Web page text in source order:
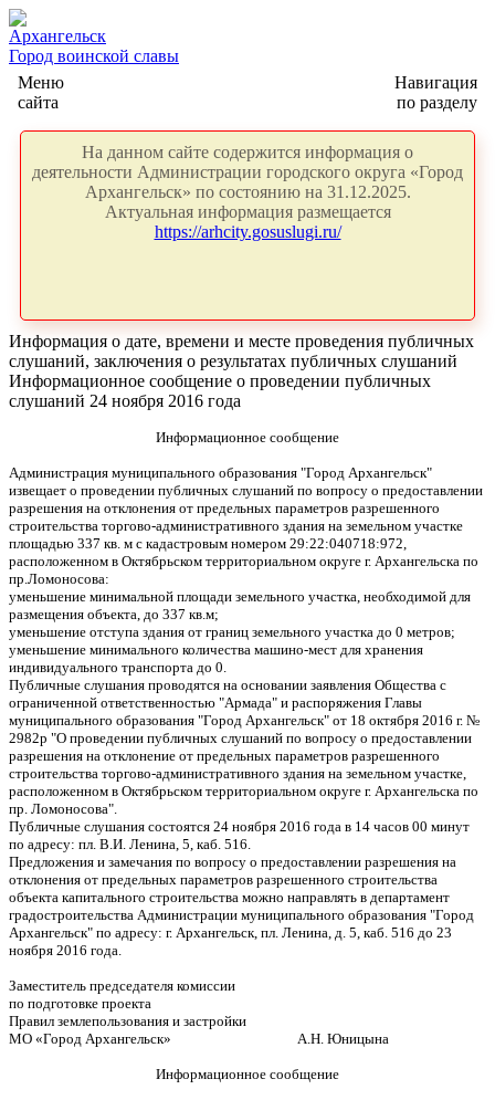
Архангельск
Город воинской славы
Меню
сайта
Навигация
по разделу
На данном сайте содержится информация о
деятельности Администрации городского округа «Город
Архангельск» по состоянию на 31.12.2025.
Актуальная информация размещается
https://arhcity.gosuslugi.ru/
Информация о дате, времени и месте проведения публичных
слушаний, заключения о результатах публичных слушаний
Информационное сообщение о проведении публичных
слушаний 24 ноября 2016 года
Информационное сообщение
Администрация муниципального образования "Город Архангельск"
извещает о проведении публичных слушаний по вопросу о предоставлении
разрешения на отклонения от предельных параметров разрешенного
строительства торгово-административного здания на земельном участке
площадью 337 кв. м с кадастровым номером 29:22:040718:972,
расположенном в Октябрьском территориальном округе г. Архангельска по
пр.Ломоносова:
уменьшение минимальной площади земельного участка, необходимой для
размещения объекта, до 337 кв.м;
уменьшение отступа здания от границ земельного участка до 0 метров;
уменьшение минимального количества машино-мест для хранения
индивидуального транспорта до 0.
Публичные слушания проводятся на основании заявления Общества с
ограниченной ответственностью "Армада" и распоряжения Главы
муниципального образования "Город Архангельск" от 18 октября 2016 г. №
2982р "О проведении публичных слушаний по вопросу о предоставлении
разрешения на отклонение от предельных параметров разрешенного
строительства торгово-административного здания на земельном участке,
расположенном в Октябрьском территориальном округе г. Архангельска по
пр. Ломоносова".
Публичные слушания состоятся 24 ноября 2016 года в 14 часов 00 минут
по адресу: пл. В.И. Ленина, 5, каб. 516.
Предложения и замечания по вопросу о предоставлении разрешения на
отклонения от предельных параметров разрешенного строительства
объекта капитального строительства можно направлять в департамент
градостроительства Администрации муниципального образования "Город
Архангельск" по адресу: г. Архангельск, пл. Ленина, д. 5, каб. 516 до 23
ноября 2016 года.
Заместитель председателя комиссии
по подготовке проекта
Правил землепользования и застройки
МО «Город Архангельск» А.Н. Юницына
Информационное сообщение